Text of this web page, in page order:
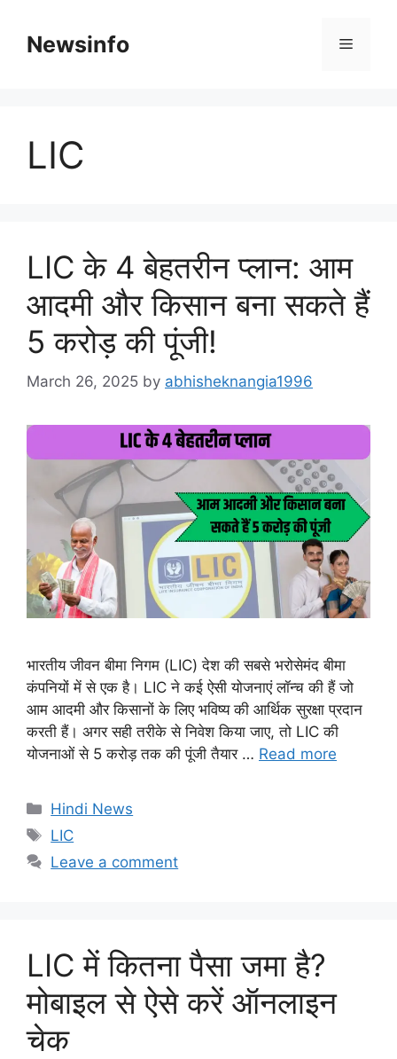
contentNewsinfo Menu
LIC
LIC के 4 बेहतरीन प्लान: आम
आदमी और किसान बना सकते हैं
5 करोड़ की पूंजी!
March 26, 2025 by abhisheknangia1996
भारतीय जीवन बीमा निगम (LIC) देश की सबसे भरोसेमंद बीमा
कंपनियों में से एक है। LIC ने कई ऐसी योजनाएं लॉन्च की हैं जो
आम आदमी और किसानों के लिए भविष्य की आर्थिक सुरक्षा प्रदान
करती हैं। अगर सही तरीके से निवेश किया जाए, तो LIC की
योजनाओं से 5 करोड़ तक की पूंजी तैयार … Read more
Categories
Hindi News
Tags
LIC
Leave a comment
LIC में कितना पैसा जमा है?
मोबाइल से ऐसे करें ऑनलाइन
चेक